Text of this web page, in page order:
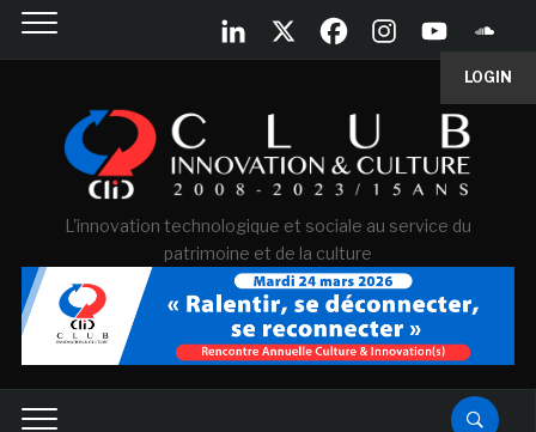
LOGIN
L'innovation technologique et sociale au service du
patrimoine et de la culture